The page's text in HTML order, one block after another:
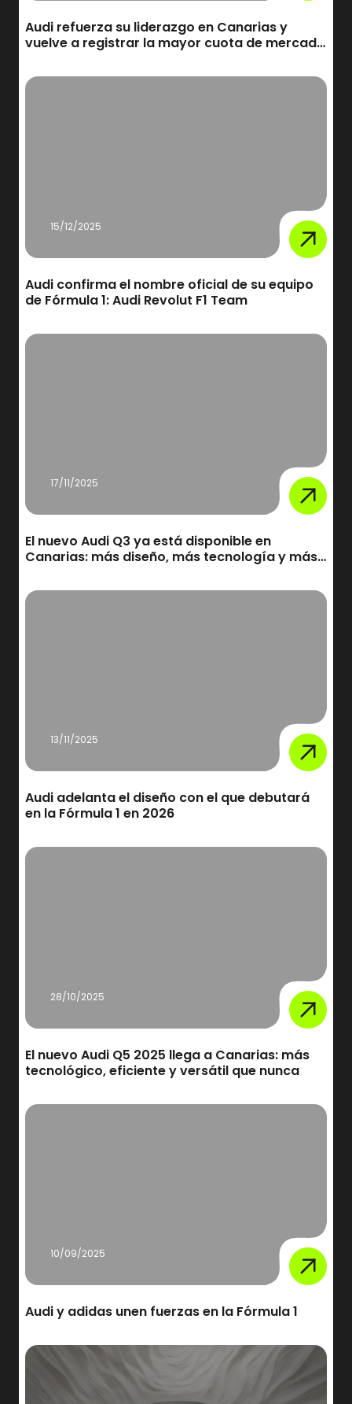
Audi refuerza su liderazgo en Canarias y
vuelve a registrar la mayor cuota de mercado
15/12/2025
Audi confirma el nombre oficial de su equipo
de Fórmula 1: Audi Revolut F1 Team
17/11/2025
El nuevo Audi Q3 ya está disponible en
Canarias: más diseño, más tecnología y más
13/11/2025
Audi adelanta el diseño con el que debutará
en la Fórmula 1 en 2026
28/10/2025
El nuevo Audi Q5 2025 llega a Canarias: más
tecnológico, eficiente y versátil que nunca
10/09/2025
Audi y adidas unen fuerzas en la Fórmula 1